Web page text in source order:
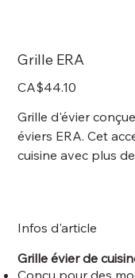
Grille ERA
Price
CA$44.10
Grille d'évier
éviers ERA. Cet
cuisine avec plus
Infos d'article
Grille évier de
Conçu pour des